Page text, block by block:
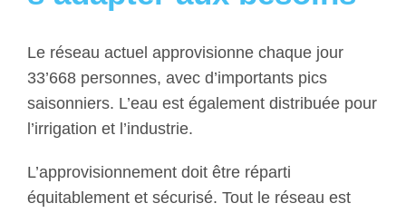
Le réseau actuel approvisionne chaque jour
33’668 personnes, avec d’importants pics
saisonniers. L’eau est également distribuée pour
l’irrigation et l’industrie.
L’approvisionnement doit être réparti
équitablement et sécurisé. Tout le réseau est